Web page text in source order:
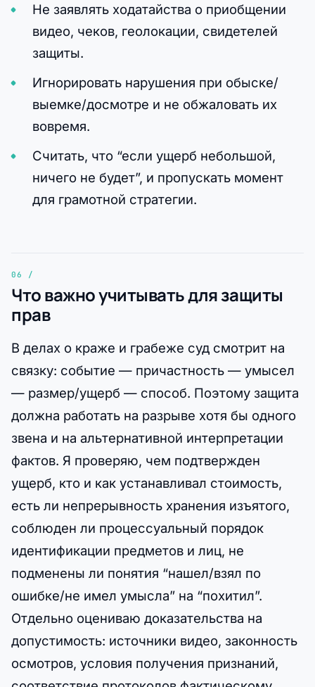
Не заявлять ходатайства о приобщении
видео, чеков, геолокации, свидетелей
защиты.
Игнорировать нарушения при обыске/
выемке/досмотре и не обжаловать их
вовремя.
Считать, что “если ущерб небольшой,
ничего не будет”, и пропускать момент
для грамотной стратегии.
Что важно учитывать для защиты
прав
В делах о краже и грабеже суд смотрит на
связку: событие — причастность — умысел
— размер/ущерб — способ. Поэтому защита
должна работать на разрыве хотя бы одного
звена и на альтернативной интерпретации
фактов. Я проверяю, чем подтвержден
ущерб, кто и как устанавливал стоимость,
есть ли непрерывность хранения изъятого,
соблюден ли процессуальный порядок
идентификации предметов и лиц, не
подменены ли понятия “нашел/взял по
ошибке/не имел умысла” на “похитил”.
Отдельно оцениваю доказательства на
допустимость: источники видео, законность
осмотров, условия получения признаний,